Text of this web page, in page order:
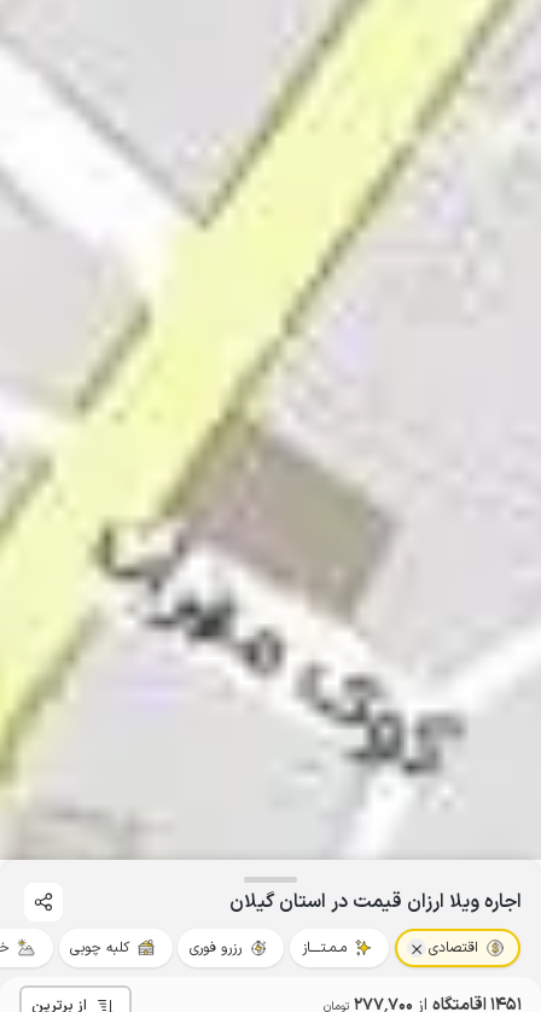
اجاره ویلا ارزان قیمت در استان گیلان
اقتصادی مـمـتــــاز رزرو فوری کلبه چوبی
1451 اقامتگاه از 277٬700 تومان از برترین